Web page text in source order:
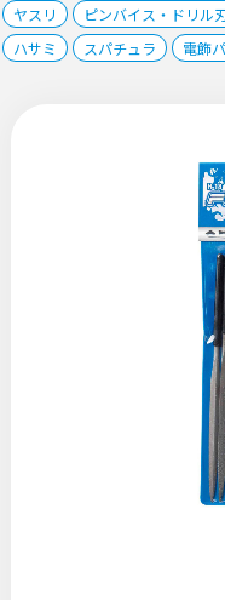
ヤスリ
ピンバイス・ドリル
ハサミ
スパチュラ 電飾